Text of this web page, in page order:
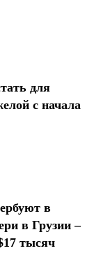
для
с начала
в
в Грузии –
тысяч